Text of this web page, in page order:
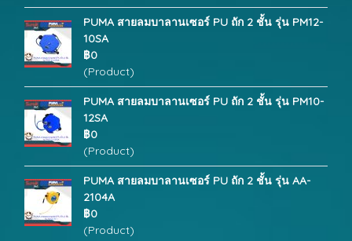
PUMA สายลมบาลานเซอร์ PU ถัก 2 ชั้น รุ่น PM12-
10SA
฿0
(Product)
PUMA สายลมบาลานเซอร์ PU ถัก 2 ชั้น รุ่น PM10-
12SA
฿0
(Product)
PUMA สายลมบาลานเซอร์ PU ถัก 2 ชั้น รุ่น AA-
2104A
฿0
(Product)